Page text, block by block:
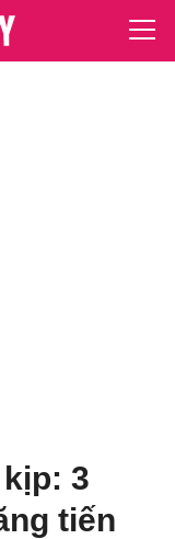
3
tiến